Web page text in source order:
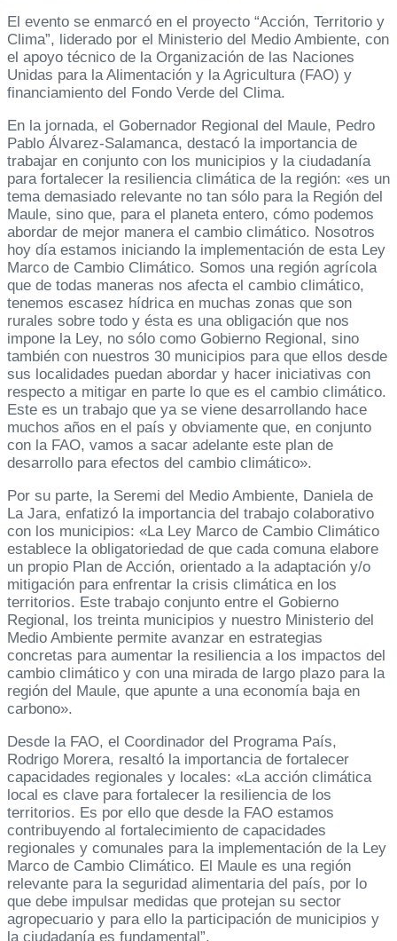
El evento se enmarcó en el proyecto “Acción, Territorio y
Clima”, liderado por el Ministerio del Medio Ambiente, con
el apoyo técnico de la Organización de las Naciones
Unidas para la Alimentación y la Agricultura (FAO) y
financiamiento del Fondo Verde del Clima.
En la jornada, el Gobernador Regional del Maule, Pedro
Pablo Álvarez-Salamanca, destacó la importancia de
trabajar en conjunto con los municipios y la ciudadanía
para fortalecer la resiliencia climática de la región: «es un
tema demasiado relevante no tan sólo para la Región del
Maule, sino que, para el planeta entero, cómo podemos
abordar de mejor manera el cambio climático. Nosotros
hoy día estamos iniciando la implementación de esta Ley
Marco de Cambio Climático. Somos una región agrícola
que de todas maneras nos afecta el cambio climático,
tenemos escasez hídrica en muchas zonas que son
rurales sobre todo y ésta es una obligación que nos
impone la Ley, no sólo como Gobierno Regional, sino
también con nuestros 30 municipios para que ellos desde
sus localidades puedan abordar y hacer iniciativas con
respecto a mitigar en parte lo que es el cambio climático.
Este es un trabajo que ya se viene desarrollando hace
muchos años en el país y obviamente que, en conjunto
con la FAO, vamos a sacar adelante este plan de
desarrollo para efectos del cambio climático».
Por su parte, la Seremi del Medio Ambiente, Daniela de
La Jara, enfatizó la importancia del trabajo colaborativo
con los municipios: «La Ley Marco de Cambio Climático
establece la obligatoriedad de que cada comuna elabore
un propio Plan de Acción, orientado a la adaptación y/o
mitigación para enfrentar la crisis climática en los
territorios. Este trabajo conjunto entre el Gobierno
Regional, los treinta municipios y nuestro Ministerio del
Medio Ambiente permite avanzar en estrategias
concretas para aumentar la resiliencia a los impactos del
cambio climático y con una mirada de largo plazo para la
región del Maule, que apunte a una economía baja en
carbono».
Desde la FAO, el Coordinador del Programa País,
Rodrigo Morera, resaltó la importancia de fortalecer
capacidades regionales y locales: «La acción climática
local es clave para fortalecer la resiliencia de los
territorios. Es por ello que desde la FAO estamos
contribuyendo al fortalecimiento de capacidades
regionales y comunales para la implementación de la Ley
Marco de Cambio Climático. El Maule es una región
relevante para la seguridad alimentaria del país, por lo
que debe impulsar medidas que protejan su sector
agropecuario y para ello la participación de municipios y
la ciudadanía es fundamental”.